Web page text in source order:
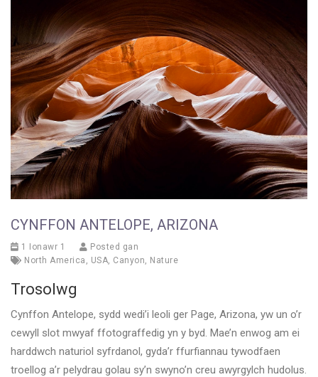
CYNFFON ANTELOPE, ARIZONA
1 Ionawr 1
Posted gan
North America
USA Canyon Nature
Trosolwg
Cynffon Antelope, sydd wedi’i leoli ger Page, Arizona, yw un o’r
cewyll slot mwyaf ffotograffedig yn y byd. Mae’n enwog am ei
harddwch naturiol syfrdanol, gyda’r ffurfiannau tywodfaen
troellog a’r pelydrau golau sy’n swyno’n creu awyrgylch hudolus.